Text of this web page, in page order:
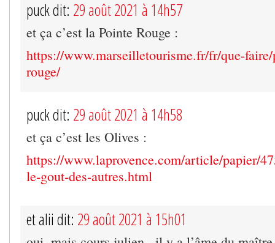
puck dit: 29 août 2021 à 14h57
et ça c’est la Pointe Rouge :
https://www.marseilletourisme.fr/fr/que-
rouge/
puck dit: 29 août 2021 à 14h58
et ça c’est les Olives :
https://www.laprovence.com/article/papier/
le-gout-des-autres.html
et alii dit: 29 août 2021 à 15h01